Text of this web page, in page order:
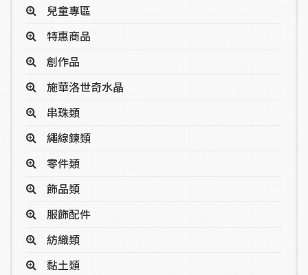
兒童專區
特惠商品
創作品
施華洛世奇水晶
串珠類
繩線鍊類
零件類
飾品類
服飾配件
紡織類
黏土類